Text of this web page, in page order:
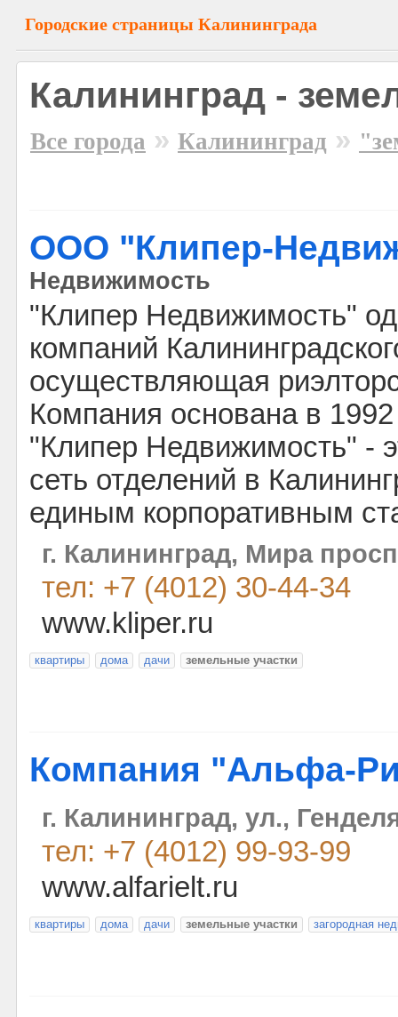
Городские страницы Калининграда
Калининград -
Все города » Калининград »
ООО "Клипер-
Недвижимость
"Клипер Недвижимость"
компаний
осуществляющая
Компания основана в 1992
"Клипер Недвижимость" -
сеть отделений в
единым корпоративным
г. Калининград, Мира
тел: +7 (4012) 30-44-34
www.kliper.ru
квартиры дома дачи земельные участки
Компания "Альфа-
г. Калининград, ул.,
тел: +7 (4012) 99-93-99
www.alfarielt.ru
квартиры дома дачи земельные участки загородная